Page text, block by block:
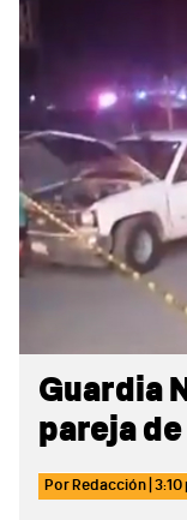
Guardia
pareja
Por Redacción 3:10
Sidebar